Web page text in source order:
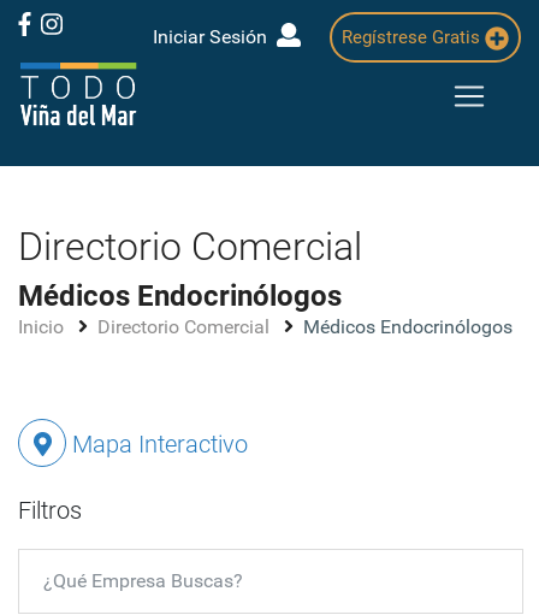
Iniciar Sesión Regístrese Gratis
Directorio Comercial
Médicos Endocrinólogos
Inicio Directorio Comercial Médicos Endocrinólogos
Mapa Interactivo
Filtros